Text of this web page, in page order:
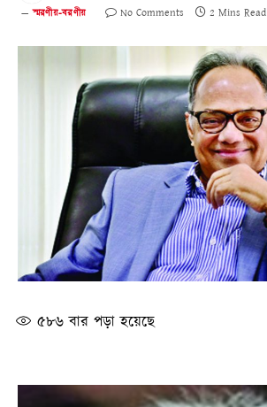
স্মরণীয়-বরণীয় No Comments 2 Mins Read
৫৮৬ বার পড়া হয়েছে